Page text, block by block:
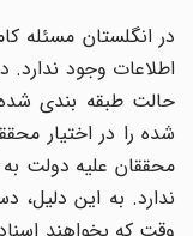
در انگلستان مسئله
اطلاعات وجود ندارد.
حالت طبقه بندی شده
شده را در اختیار
محققان علیه دولت به
ندارد. به این دلیل،